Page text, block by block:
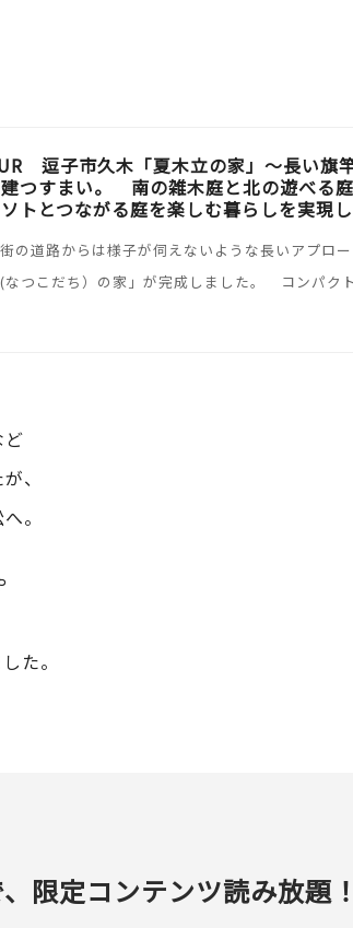
逗子市久木「夏木立の家」～長い旗
つすまい。 南の雑木庭と北の遊べる
トとつながる庭を楽しむ暮らしを実現
の道路からは様子が伺えないような長いアプロ
なつこだち）の家」が完成しました。 コンパク
、
。
た。
限定コンテンツ読み放題